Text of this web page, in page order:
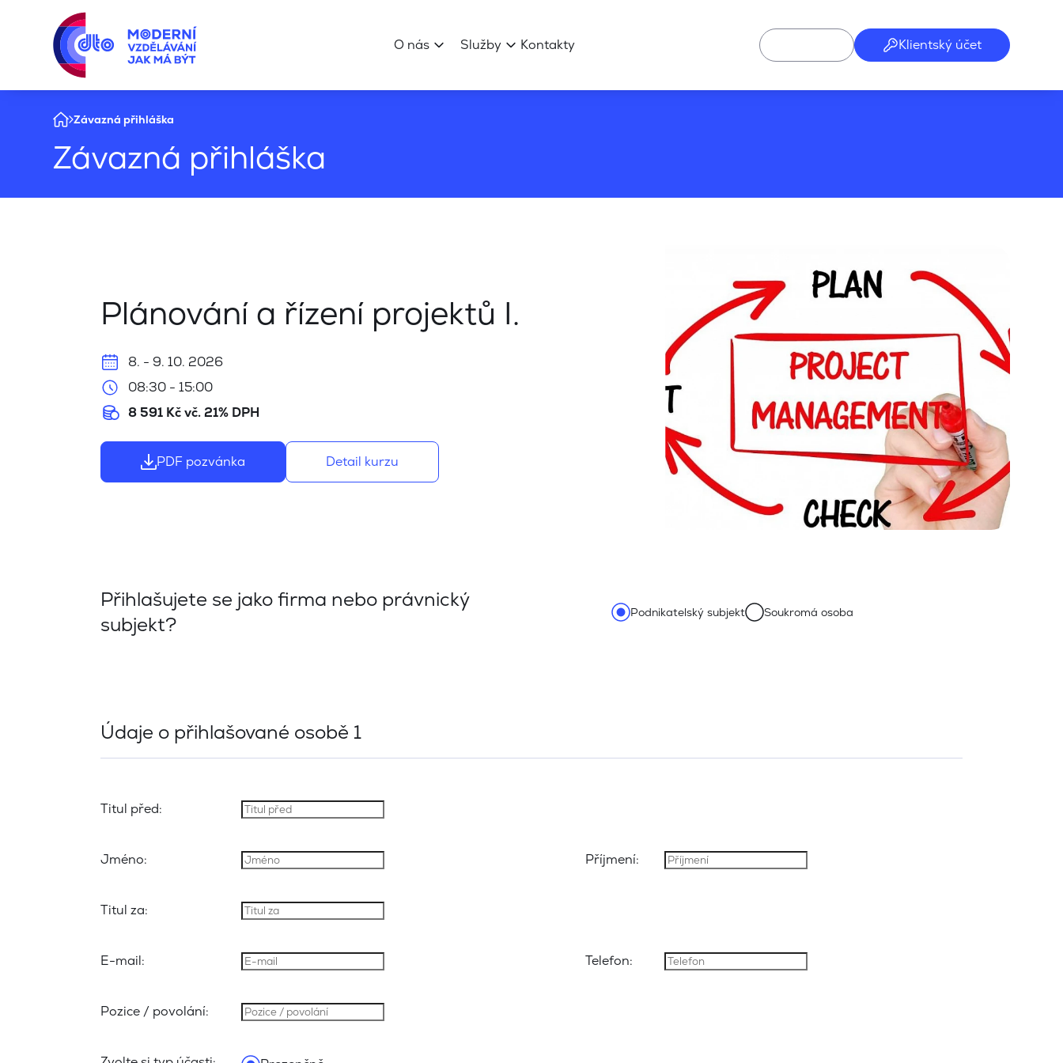
O nás Služby Kontakty Klientský účet
Závazná přihláška
Závazná přihláška
Plánování a řízení projektů I.
8. - 9. 10. 2026
08:30 - 15:00
8 591 Kč vč. 21% DPH
PDF pozvánka Detail kurzu
Přihlašujete se jako firma nebo právnický
subjekt?
Podnikatelský subjekt Soukromá osoba
Údaje o přihlašované osobě 1
Titul před:
Jméno: Příjmení:
Titul za:
E-mail: Telefon:
Pozice / povolání: